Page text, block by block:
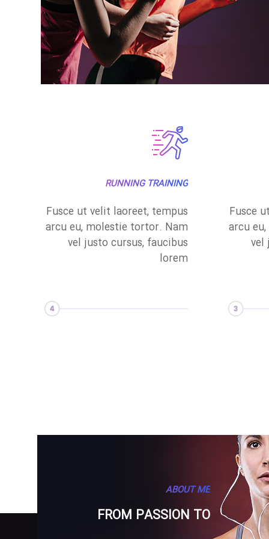
Fusce
arcu
vel
RUNNING TRAINING
Fusce ut velit laoreet, tempus
arcu eu, molestie tortor. Nam
vel justo cursus, faucibus
lorem
ABOUT ME
FROM PASSION TO